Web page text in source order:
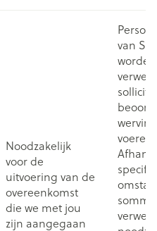
Noodzakelijk
voor de
uitvoering van de
overeenkomst
die we met jou
zijn aangegaan
van
voeren.